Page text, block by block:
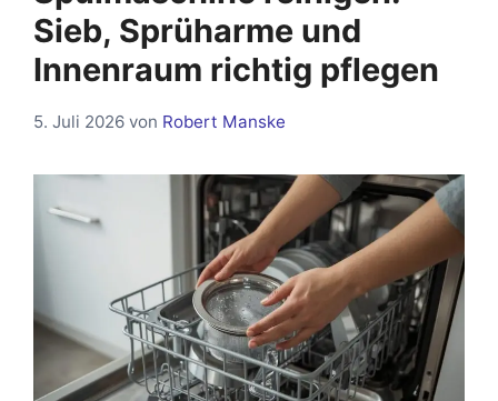
Sieb, Sprüharme und
Innenraum richtig pflegen
5. Juli 2026 von Robert Manske